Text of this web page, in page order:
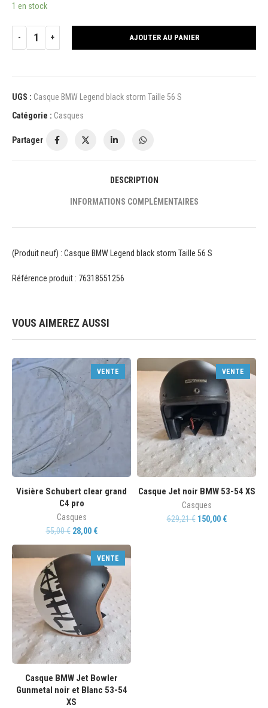
1 en stock
AJOUTER AU PANIER
UGS : Casque BMW Legend black storm Taille 56 S
Catégorie : Casques
Partager
DESCRIPTION
INFORMATIONS COMPLÉMENTAIRES
(Produit neuf) : Casque BMW Legend black storm Taille 56 S
Référence produit : 76318551256
VOUS AIMEREZ AUSSI
VENTE
Visière Schubert clear grand
C4 pro
Casques
55,00€ 28,00 €
VENTE
Casque Jet noir BMW 53-54 XS
Casques
629,21€ 150,00 €
VENTE
Casque BMW Jet Bowler
Gunmetal noir et Blanc 53-54
XS